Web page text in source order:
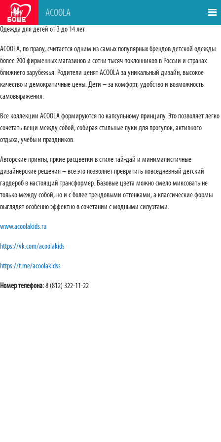
ACOOLA
Одежда для детей от 3 до 14 лет
ACOOLA, по праву, считается одним из самых популярных брендов детской одежды:
более 200 фирменных магазинов и сотни тысяч поклонников в России и странах
ближнего зарубежья. Родители ценят ACOOLA за уникальный дизайн, высокое
качество и демократичные цены. Дети – за комфорт, удобство и возможность
самовыражения.
Все коллекции ACOOLA формируются по капсульному принципу. Это позволяет легко
сочетать вещи между собой, собирая стильные луки для прогулок, активного
отдыха, учебы и праздников.
Авторские принты, яркие расцветки в стиле тай-дай и минималистичные
дизайнерские решения – все это позволяет превратить повседневный детский
гардероб в настоящий трансформер. Базовые цвета можно смело миксовать не
только между собой, но и с более трендовыми оттенками, а классические формы
выглядят особенно эффектно в сочетании с модными силуэтами.
www.acoolakids.ru
https://vk.com/acoolakids
https://t.me/acoolakidss
Номер телефона:8 (812) 322-11-22